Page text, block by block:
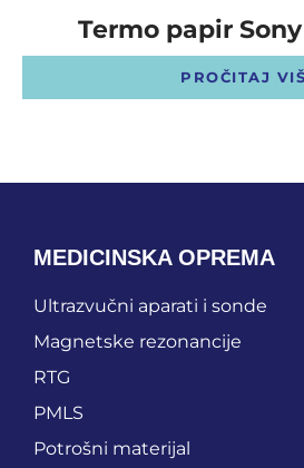
Termo papir Sony
PROČITAJ
MEDICINSKA OPREMA
Ultrazvučni aparati i sonde
Magnetske rezonancije
RTG
PMLS
Potrošni materijal